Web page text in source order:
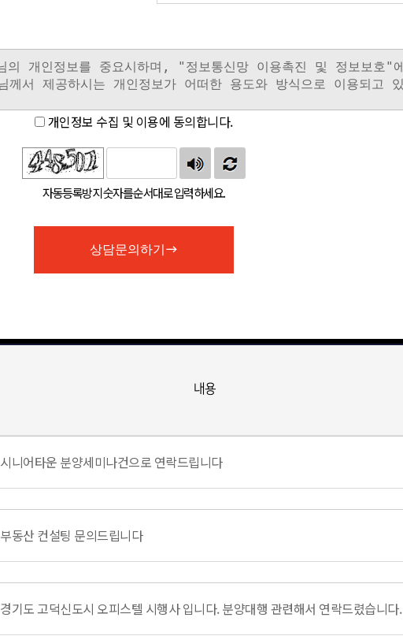
개인정보 수집 및 이용에 동의합니다.
자동등록방지 숫자를 순서대로 입력하세요.
상담문의하기
내용
시니어타운 분양세미나건으로 연락드립니다
부동산 컨설팅 문의드립니다
경기도 고덕신도시 오피스텔 시행사 입니다. 분양대행 관련해서 연락드렸습니다.